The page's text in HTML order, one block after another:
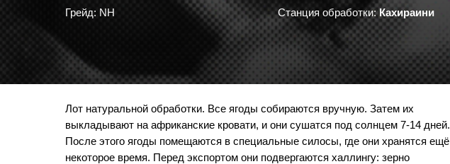
Грейд: NH Станция обработки:Кахираини
Лот натуральной обработки. Все ягоды собираются вручную. Затем их
выкладывают на африканские кровати, и они сушатся под солнцем 7-14 дней.
После этого ягоды помещаются в специальные силосы, где они хранятся ещё
некоторое время. Перед экспортом они подвергаются халлингу: зерно